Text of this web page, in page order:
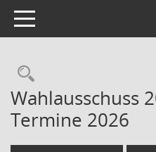
Toggle navigation
Wahlausschuss
Termine 2026